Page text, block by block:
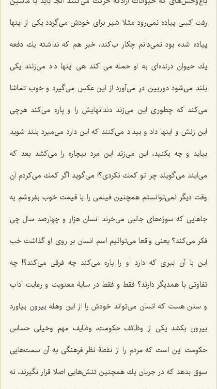
رفت كسی پیاده نمی‌رود مثلا شیر برای خودش می‌گردد یكی از اینها
پیاده شده بود نمی‌دانم چكار ب‌كند، خبر هم كه نداشته یك دفعه
یك حیوان درنده‌ای به او حمله می كند هی اینها داد می‌زنند یكی
بلند می‌شود دوربین در می‌آورد از این عكس می‌گیرد و خوب تماشا
می‌كند كه چطوری این می‌زند دندانهایش را و پاره می‌كند هرچی
این زنش و اینها داد و بیداد می‌كنند كه این دارد می‌میرد بلند شوید
بیاید و چه بكنید، این می‌زند این مرد بیچاره را می‌كشد بعد كه
می‌آیند می‌گویند چرا تو كمك نكردی؟! می‌گوید اگر كمك می‌كردم آن
وقت دیگر نمی‌توانستم همچنین فیلمی را با قیمت خوب بفروشم به
جاهایی كه سوژه‌های جالبی می‌خرند انسان هزار و چهارصد سال چی
فكر می‌كند؟ یعنی واقعا می‌توانیم اسم انسان بر روی او گذاشت خب
این با آن بَبری كه دارد او را پاره می‌كند چه فرقی می‌كند؟! چه
تفاوتی با همدیگر دارند؟ فقط و فقط در سایة معنویت و رعایت آداب
و سنن هست كه انسان می‌تواند خودش را از این وهله بیرون بیاورد
بیرون بكشد یكی از وظائف حكومت، وظایف مهم وخیلی حساس
حكومت این است كه مردم را از نقطة نظر فرهنگی به آن سمت‌هایی
سوق بدهد كه در جریان یك همچنین تنش‌هایی اصلا قرار نگیرند، نه